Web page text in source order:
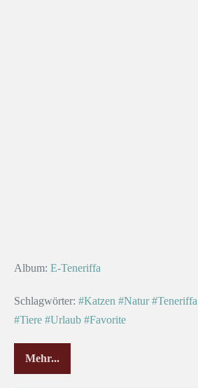
Album: E-Teneriffa
Schlagwörter: #Katzen #Natur #Teneriffa
#Tiere #Urlaub #Favorite
Mehr...